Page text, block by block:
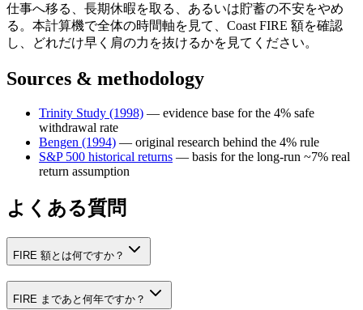
仕事へ移る、長期休暇を取る、あるいは貯蓄の不安をやめ
る。本計算機で全体の時間軸を見て、Coast FIRE 額を確認
し、どれだけ早く肩の力を抜けるかを見てください。
Sources & methodology
Trinity Study (1998) — evidence base for the 4% safe
withdrawal rate
Bengen (1994) — original research behind the 4% rule
S&P 500 historical returns — basis for the long-run ~7% real
return assumption
よくある質問
FIRE 額とは何ですか？
FIRE まであと何年ですか？